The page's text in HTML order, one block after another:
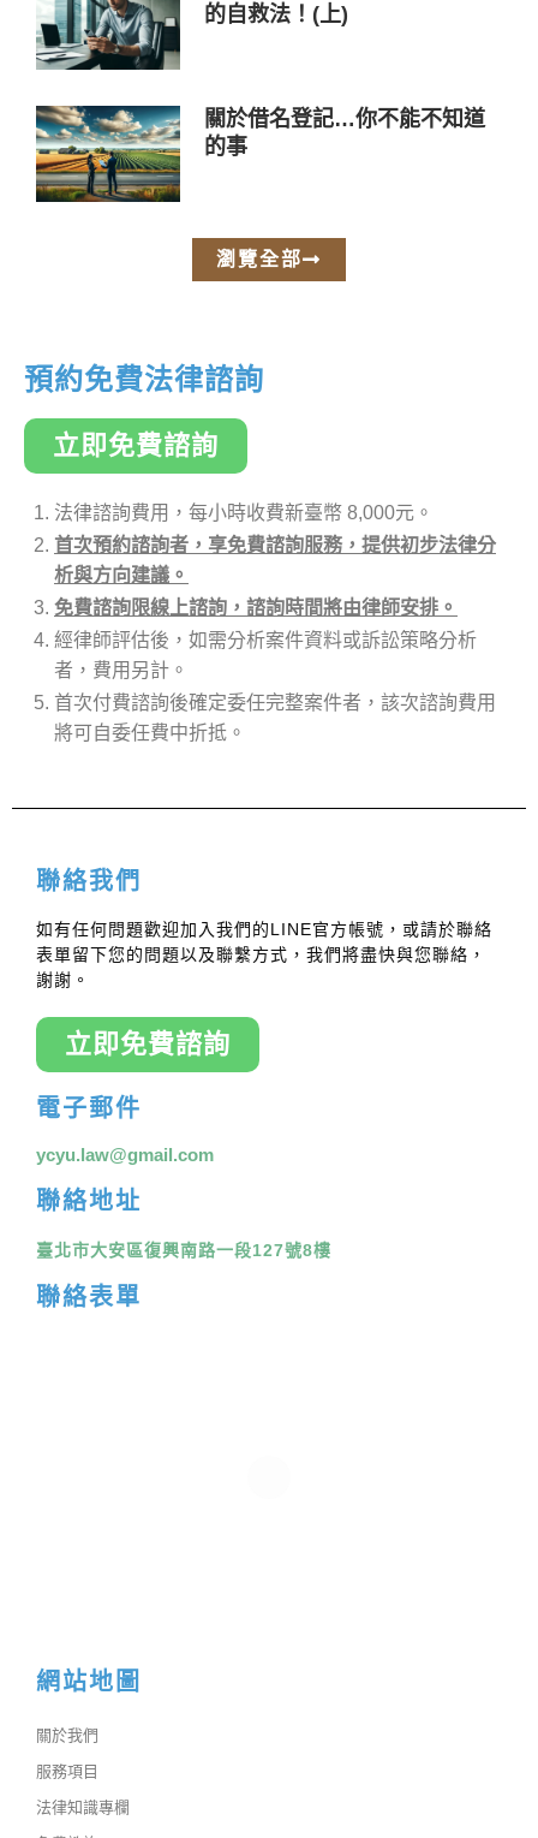
的自救法！(上)
關於借名登記…你不能不知道
的事
瀏覽全部
預約免費法律諮詢
立即免費諮詢
法律諮詢費用，每小時收費新臺幣 8,000元。
首次預約諮詢者，享免費諮詢服務，提供初步法律分
析與方向建議。
免費諮詢限線上諮詢，諮詢時間將由律師安排。
經律師評估後，如需分析案件資料或訴訟策略分析
者，費用另計。
首次付費諮詢後確定委任完整案件者，該次諮詢費用
將可自委任費中折抵。
聯絡我們
如有任何問題歡迎加入我們的LINE官方帳號，或請於聯絡
表單留下您的問題以及聯繫方式，我們將盡快與您聯絡，
謝謝。
立即免費諮詢
電子郵件
ycyu.law@gmail.com
聯絡地址
臺北市大安區復興南路一段127號8樓
聯絡表單
網站地圖
關於我們
服務項目
法律知識專欄